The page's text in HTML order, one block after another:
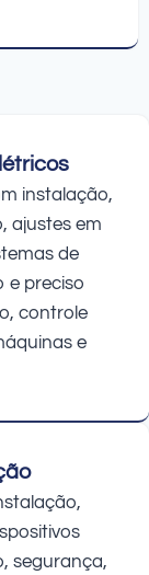
instalação,
ajustes em
de
e preciso
controle
e
segurança,